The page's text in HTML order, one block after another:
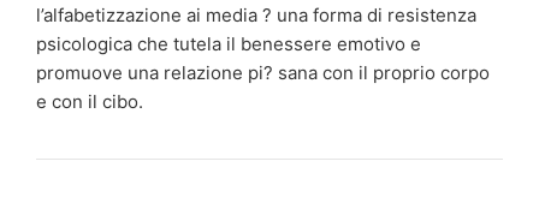
l’alfabetizzazione ai media ? una forma di resistenza
psicologica che tutela il benessere emotivo e
promuove una relazione pi? sana con il proprio corpo
e con il cibo.